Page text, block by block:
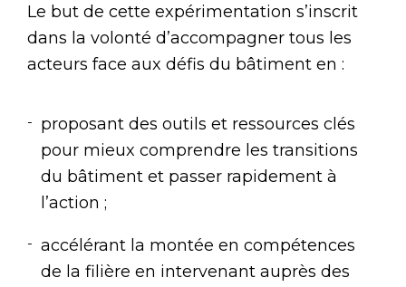
Le but de cette expérimentation s’inscrit
dans la volonté d’accompagner tous les
acteurs face aux défis du bâtiment en :
proposant des outils et ressources clés
pour mieux comprendre les transitions
du bâtiment et passer rapidement à
l’action ;
accélérant la montée en compétences
de la filière en intervenant auprès des